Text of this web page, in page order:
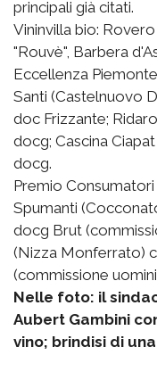
principali già citati.
Vininvilla bio:
"Rouvè", Barbera
Eccellenza
Santi (Castelnuovo
doc Frizzante;
docg; Cascina
docg.
Premio
Spumanti
docg Brut
(Nizza Monferrato)
(commissione
Nelle foto: il
Aubert Gambini
vino; brindisi di